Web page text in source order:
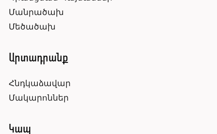
Մանրածախ
Մեծածախ
Արտադրանք
Հնդկաձավար
Մակարոններ
Կապ